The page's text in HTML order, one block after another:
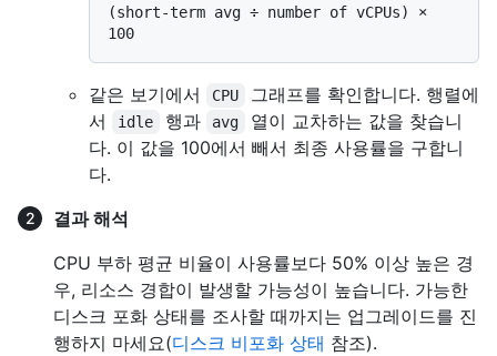
(short-term avg ÷ number of vCPUs) ×
같은 보기에서 CPU
그래프를 확인합니다. 행렬에
서
idle 행과 avg
열이 교차하는 값을 찾습니
다. 이 값을 100에서 빼서 최종 사용률을 구합니
다.
결과 해석
CPU 부하 평균 비율이 사용률보다 50% 이상 높은 경
우, 리소스 경합이 발생할 가능성이 높습니다. 가능한
디스크 포화 상태를 조사할 때까지는 업그레이드를 진
행하지 마세요(디스크 비포화 상태 참조).